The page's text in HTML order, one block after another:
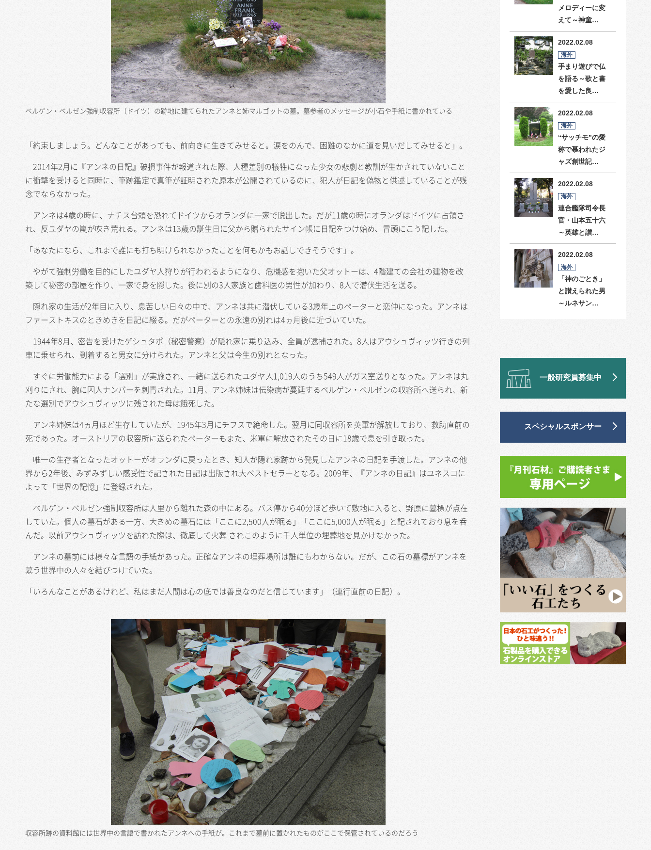
ベルゲン・ベルゼン強制収容所（ドイツ）の跡地に建てられたアンネと姉マルゴットの墓。墓参者のメッセージが小石や手紙に書かれている
「約束しましょう。どんなことがあっても、前向きに生きてみせると。涙をのんで、困難のなかに道を見いだしてみせると」。
2014年2月に『アンネの日記』破損事件が報道された際、人種差別の犠牲になった少女の悲劇と教訓が生かされていないこと
に衝撃を受けると同時に、筆跡鑑定で真筆が証明された原本が公開されているのに、犯人が日記を偽物と供述していることが残
念でならなかった。
アンネは4歳の時に、ナチス台頭を恐れてドイツからオランダに一家で脱出した。だが11歳の時にオランダはドイツに占領さ
れ、反ユダヤの嵐が吹き荒れる。アンネは13歳の誕生日に父から贈られたサイン帳に日記をつけ始め、冒頭にこう記した。
「あなたになら、これまで誰にも打ち明けられなかったことを何もかもお話しできそうです」。
やがて強制労働を目的にしたユダヤ人狩りが行われるようになり、危機感を抱いた父オットーは、4階建ての会社の建物を改
築して秘密の部屋を作り、一家で身を隠した。後に別の3人家族と歯科医の男性が加わり、8人で潜伏生活を送る。
隠れ家の生活が2年目に入り、息苦しい日々の中で、アンネは共に潜伏している3歳年上のペーターと恋仲になった。アンネは
ファーストキスのときめきを日記に綴る。だがペーターとの永遠の別れは4ヵ月後に近づいていた。
1944年8月、密告を受けたゲシュタポ（秘密警察）が隠れ家に乗り込み、全員が逮捕された。8人はアウシュヴィッツ行きの列
車に乗せられ、到着すると男女に分けられた。アンネと父は今生の別れとなった。
すぐに労働能力による「選別」が実施され、一緒に送られたユダヤ人1,019人のうち549人がガス室送りとなった。アンネは丸
刈りにされ、腕に囚人ナンバーを刺青された。11月、アンネ姉妹は伝染病が蔓延するベルゲン・ベルゼンの収容所へ送られ、新
たな選別でアウシュヴィッツに残された母は餓死した。
アンネ姉妹は4ヵ月ほど生存していたが、1945年3月にチフスで絶命した。翌月に同収容所を英軍が解放しており、救助直前の
死であった。オーストリアの収容所に送られたペーターもまた、米軍に解放されたその日に18歳で息を引き取った。
唯一の生存者となったオットーがオランダに戻ったとき、知人が隠れ家跡から発見したアンネの日記を手渡した。アンネの他
界から2年後、みずみずしい感受性で記された日記は出版され大ベストセラーとなる。2009年、『アンネの日記』はユネスコに
よって「世界の記憶」に登録された。
ベルゲン・ベルゼン強制収容所は人里から離れた森の中にある。バス停から40分ほど歩いて敷地に入ると、野原に墓標が点在
していた。個人の墓石がある一方、大きめの墓石には「ここに2,500人が眠る」「ここに5,000人が眠る」と記されており息を呑
んだ。以前アウシュヴィッツを訪れた際は、徹底して火葬 されこのように千人単位の埋葬地を見かけなかった。
アンネの墓前には様々な言語の手紙があった。正確なアンネの埋葬場所は誰にもわからない。だが、この石の墓標がアンネを
慕う世界中の人々を結びつけていた。
「いろんなことがあるけれど、私はまだ人間は心の底では善良なのだと信じています」（連行直前の日記）。
収容所跡の資料館には世界中の言語で書かれたアンネへの手紙が。これまで墓前に置かれたものがここで保管されているのだろう
メロディーに変
えて～神童…
2022.02.08
海外
手まり遊びで仏
を語る～歌と書
を愛した良…
2022.02.08
海外
“サッチモ”の愛
称で慕われたジ
ャズ創世記…
2022.02.08
海外
連合艦隊司令長
官・山本五十六
～英雄と讃…
2022.02.08
海外
「神のごとき」
と讃えられた男
～ルネサン…
一般研究員募集中
スペシャルスポンサー